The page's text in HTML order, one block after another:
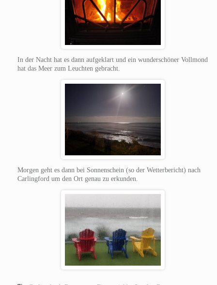
In der Nacht hat es dann aufgeklart und ein wunderschöner Vollmond
hat das Meer zum Leuchten gebracht.
Morgen geht es dann bei Sonnenschein (so der Wetterbericht) nach
Carlingford um den Ort genau zu erkunden.